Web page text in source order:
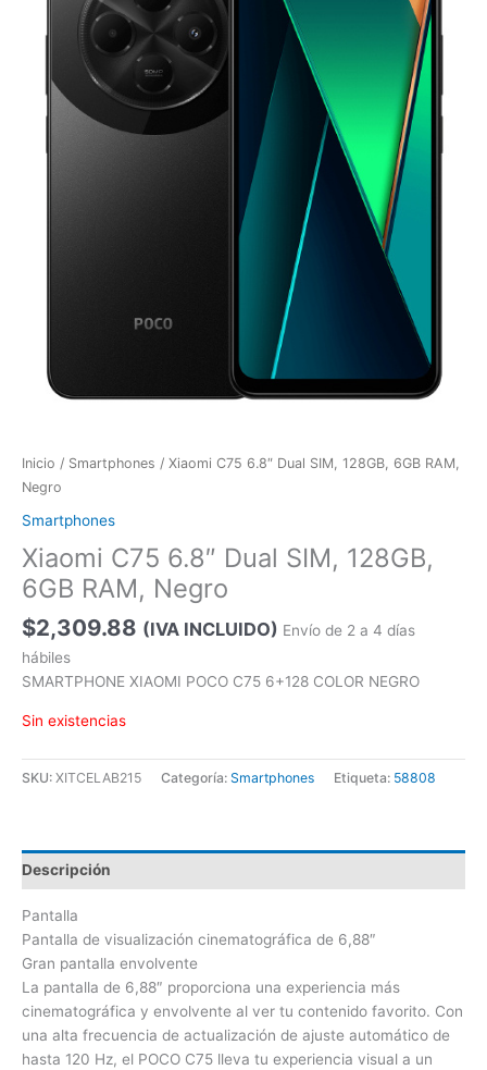
Inicio / Smartphones / Xiaomi C75 6.8″ Dual SIM, 128GB, 6GB RAM,
Negro
Smartphones
Xiaomi C75 6.8″ Dual SIM, 128GB,
6GB RAM, Negro
$2,309.88 (IVA INCLUIDO) Envío de 2 a 4 días
hábiles
SMARTPHONE XIAOMI POCO C75 6+128 COLOR NEGRO
Sin existencias
SKU: XITCELAB215 Categoría: Smartphones Etiqueta: 58808
Descripción
Pantalla
Pantalla de visualización cinematográfica de 6,88″
Gran pantalla envolvente
La pantalla de 6,88″ proporciona una experiencia más
cinematográfica y envolvente al ver tu contenido favorito. Con
una alta frecuencia de actualización de ajuste automático de
hasta 120 Hz, el POCO C75 lleva tu experiencia visual a un